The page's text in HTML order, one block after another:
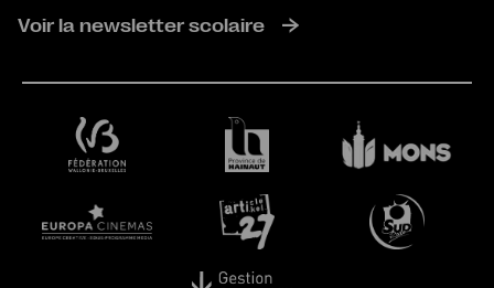
Voir la newsletter scolaire